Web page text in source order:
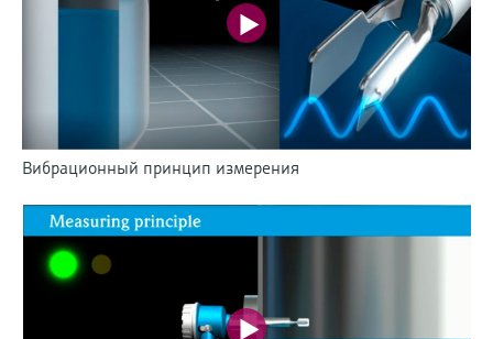
Вибрационный принцип измерения